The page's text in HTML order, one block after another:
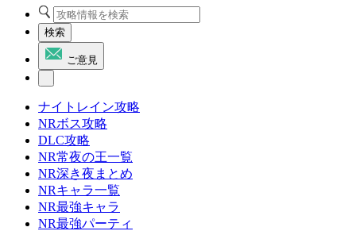
検索
ご意見
ナイトレイン攻略
NRボス攻略
DLC攻略
NR常夜の王一覧
NR深き夜まとめ
NRキャラ一覧
NR最強キャラ
NR最強パーティ